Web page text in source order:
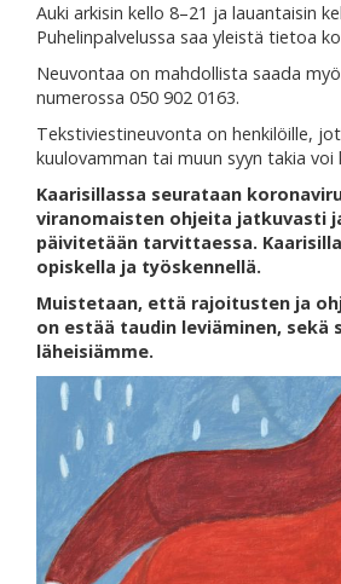
Auki arkisin kello 8–21 ja lauantaisin
Puhelinpalvelussa saa yleistä tietoa
Neuvontaa on mahdollista saada
numerossa 050 902 0163.
Tekstiviestineuvonta on henkilöille,
kuulovamman tai muun syyn takia
Kaarisillassa seurataan
viranomaisten ohjeita jatkuvasti
päivitetään tarvittaessa.
opiskella ja työskennellä.
Muistetaan, että rajoitusten ja
on estää taudin leviäminen, sekä
läheisiämme.